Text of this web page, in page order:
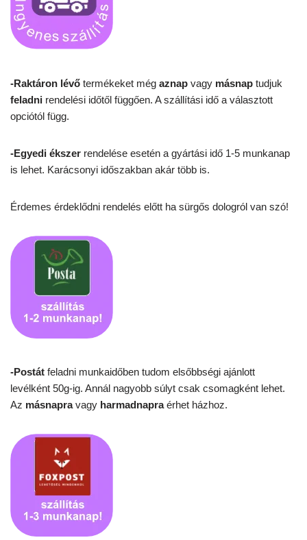
-Raktáron lévő termékeket még aznap vagy másnap tudjuk
feladni rendelési időtől függően. A szállítási idő a választott
opciótól függ.
-Egyedi ékszer rendelése esetén a gyártási idő 1-5 munkanap
is lehet. Karácsonyi időszakban akár több is.
Érdemes érdeklődni rendelés előtt ha sürgős dologról van szó!
-Postát feladni munkaidőben tudom elsőbbségi ajánlott
levélként 50g-ig. Annál nagyobb súlyt csak csomagként lehet.
Az másnapravagy harmadnapraérhet házhoz.